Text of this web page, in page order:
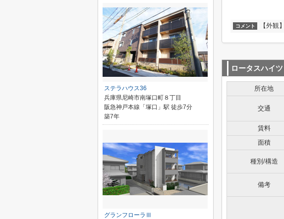
コメント 【外観】
ロータスハイツ
所在地
交通
賃料
面積
種別/構造
備考
ステラハウス36
兵庫県尼崎市南塚口町８丁目
阪急神戸本線「塚口」駅 徒歩7分
築7年
グランフローラⅢ